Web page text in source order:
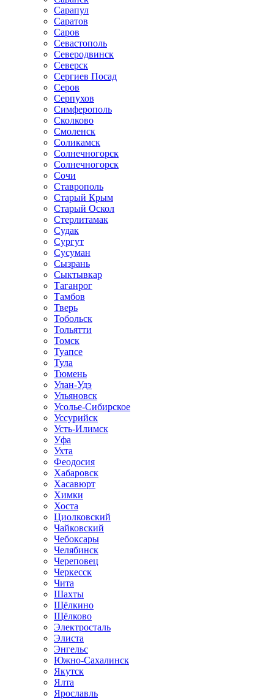
Сарапул
Саратов
Саров
Севастополь
Северодвинск
Северск
Сергиев Посад
Серов
Серпухов
Симферополь
Сколково
Смоленск
Соликамск
Солнечногорск
Солнечногорск
Сочи
Ставрополь
Старый Крым
Старый Оскол
Стерлитамак
Судак
Сургут
Сусуман
Сызрань
Сыктывкар
Таганрог
Тамбов
Тверь
Тобольск
Тольятти
Томск
Туапсе
Тула
Тюмень
Улан-Удэ
Ульяновск
Усолье-Сибирское
Уссурийск
Усть-Илимск
Уфа
Ухта
Феодосия
Хабаровск
Хасавюрт
Химки
Хоста
Циолковский
Чайковский
Чебоксары
Челябинск
Череповец
Черкесск
Чита
Шахты
Щёлкино
Щёлково
Электросталь
Элиста
Энгельс
Южно-Сахалинск
Якутск
Ялта
Ярославль